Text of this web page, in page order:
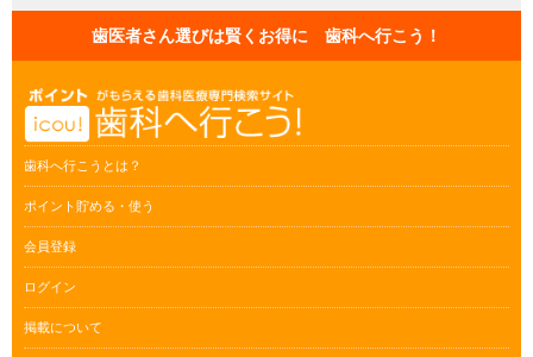
歯医者さん選びは賢くお得に 歯科へ行こう！
歯科へ行こうとは？
ポイント貯める・使う
会員登録
ログイン
掲載について